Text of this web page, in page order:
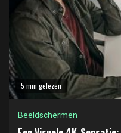
5 min gelezen
Beeldschermen